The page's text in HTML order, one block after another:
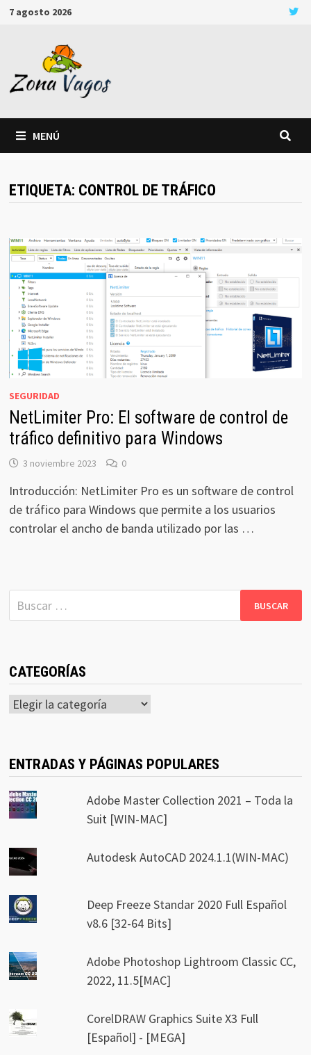
Saltar
7 agosto 2026
MENÚ
ETIQUETA: CONTROL DE TRÁFICO
SEGURIDAD
NetLimiter Pro: El software de control de
tráfico definitivo para Windows
3 noviembre 2023 0
Introducción: NetLimiter Pro es un software de control
de tráfico para Windows que permite a los usuarios
controlar el ancho de banda utilizado por las …
Buscar:
CATEGORÍAS
Categorías
ENTRADAS Y PÁGINAS POPULARES
Adobe Master Collection 2021 – Toda la
Suit [WIN-MAC]
Autodesk AutoCAD 2024.1.1(WIN-MAC)
Deep Freeze Standar 2020 Full Español
v8.6 [32-64 Bits]
Adobe Photoshop Lightroom Classic CC,
2022, 11.5[MAC]
CorelDRAW Graphics Suite X3 Full
[Español] - [MEGA]